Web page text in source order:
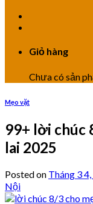
Giỏ hàng
Chưa có sản
Mẹo vặt
99+ lời chúc
lai 2025
Posted on Tháng 3
Nội